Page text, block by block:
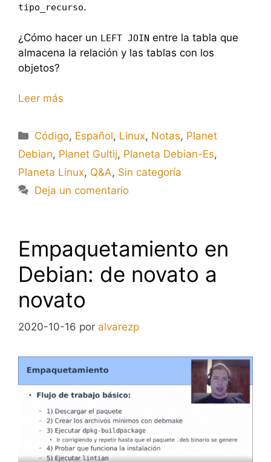
tipo_recurso.
¿Cómo hacer un LEFT JOIN entre la tabla que
almacena la relación y las tablas con los
objetos?
Leer más
Categorías
Código, Español, Linux, Notas, Planet
Debian, Planet Gultij, Planeta Debian-Es,
Planeta Linux, Q&A, Sin categoría
Deja un comentario
Empaquetamiento en
Debian: de novato a
novato
2020-10-16 por alvarezp